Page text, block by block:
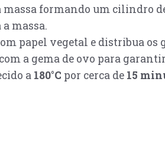
massa formando um cilindro
massa.
papel vegetal e distribua os
a gema de ovo para
a 180°C por cerca de 15